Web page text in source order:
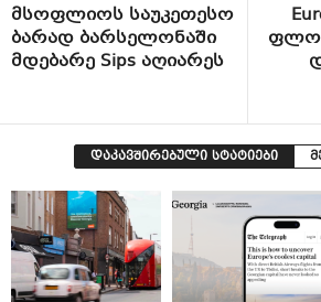
მსოფლიოს საუკეთესო
ბარად ბარსელონაში
მდებარე Sips აღიარეს
დაკავშირებული სტატიები